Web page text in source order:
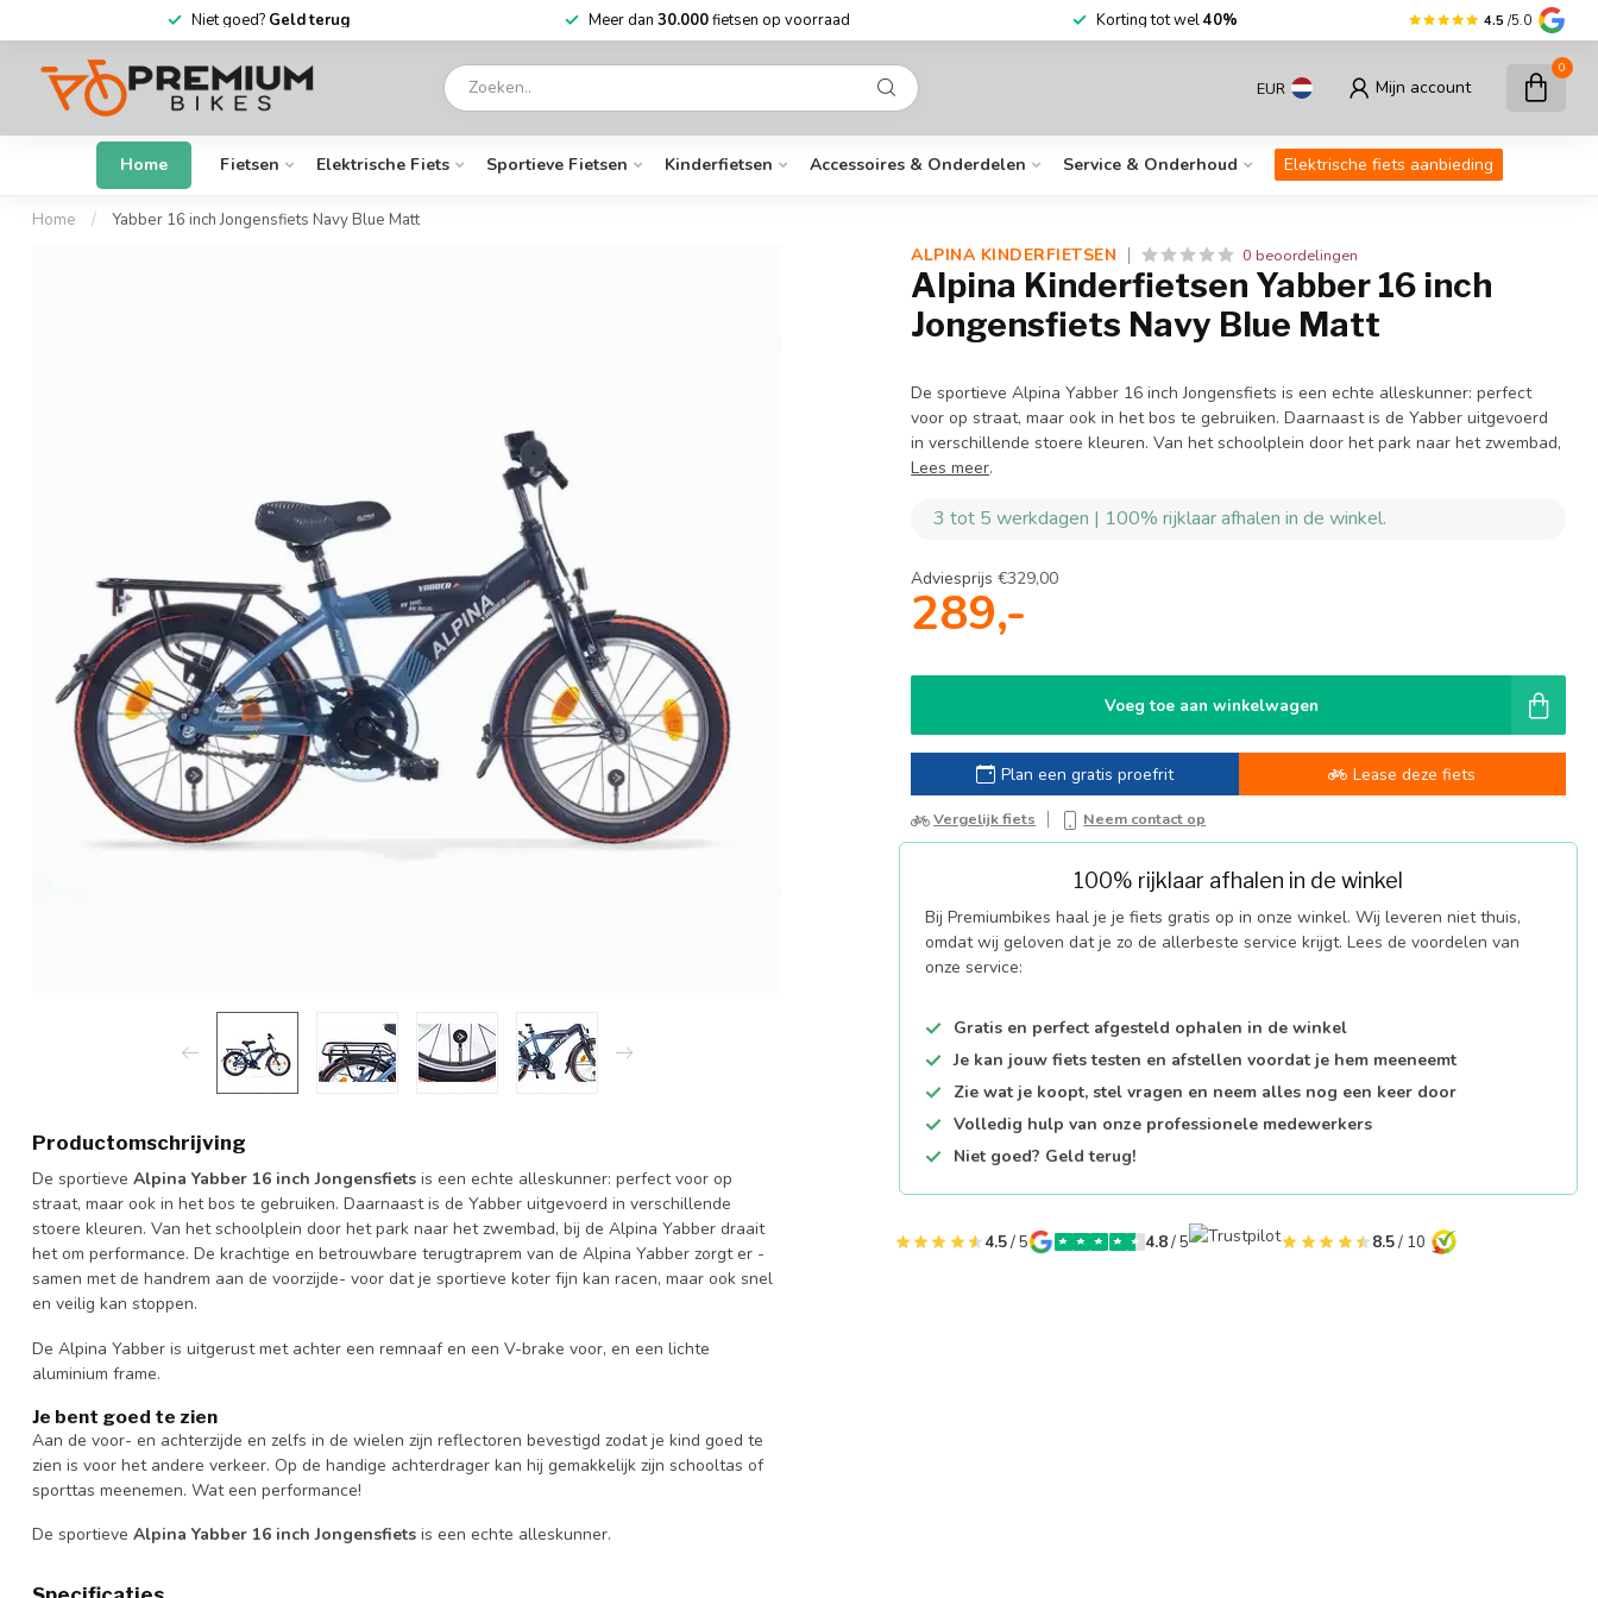
Niet goed? Geld terug Meer dan 30.000fietsen op voorraad Korting tot wel40% 4.5 /5.0
EUR Mijn account
0
Home Fietsen Elektrische Fiets Sportieve Fietsen Kinderfietsen Accessoires & Onderdelen Service & Onderhoud Elektrische fiets aanbieding
Home / Yabber 16 inch Jongensfiets Navy Blue Matt
Productomschrijving
De sportieve Alpina Yabber 16 inch Jongensfiets is een echte alleskunner: perfect voor op
straat, maar ook in het bos te gebruiken. Daarnaast is de Yabber uitgevoerd in verschillende
stoere kleuren. Van het schoolplein door het park naar het zwembad, bij de Alpina Yabber draait
het om performance. De krachtige en betrouwbare terugtraprem van de Alpina Yabber zorgt er -
samen met de handrem aan de voorzijde- voor dat je sportieve koter fijn kan racen, maar ook snel
en veilig kan stoppen.
De Alpina Yabber is uitgerust met achter een remnaaf en een V-brake voor, en een lichte
aluminium frame.
Je bent goed te zien
Aan de voor- en achterzijde en zelfs in de wielen zijn reflectoren bevestigd zodat je kind goed te
zien is voor het andere verkeer. Op de handige achterdrager kan hij gemakkelijk zijn schooltas of
sporttas meenemen. Wat een performance!
De sportieve Alpina Yabber 16 inch Jongensfiets is een echte alleskunner.
ALPINA KINDERFIETSEN 0 beoordelingen
Alpina Kinderfietsen Yabber 16 inch
Jongensfiets Navy Blue Matt
De sportieve Alpina Yabber 16 inch Jongensfiets is een echte alleskunner: perfect
voor op straat, maar ook in het bos te gebruiken. Daarnaast is de Yabber uitgevoerd
in verschillende stoere kleuren. Van het schoolplein door het park naar het zwembad,
Lees meer.
3 tot 5 werkdagen | 100% rijklaar afhalen in de winkel.
Adviesprijs €329,00
289,-
Voeg toe aan winkelwagen
Plan een gratis proefrit Lease deze fiets
Vergelijk fiets Neem contact op
100% rijklaar afhalen in de winkel
Bij Premiumbikes haal je je fiets gratis op in onze winkel. Wij leveren niet thuis,
omdat wij geloven dat je zo de allerbeste service krijgt. Lees de voordelen van
onze service:
Gratis en perfect afgesteld ophalen in de winkel
Je kan jouw fiets testen en afstellen voordat je hem meeneemt
Zie wat je koopt, stel vragen en neem alles nog een keer door
Volledig hulp van onze professionele medewerkers
Niet goed? Geld terug!
4.5/ 5 4.8/ 5 8.5/ 10